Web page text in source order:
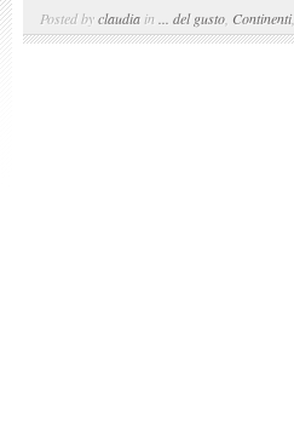
Posted byclaudia in ... del gusto Continenti,